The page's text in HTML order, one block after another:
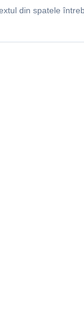
din spatele